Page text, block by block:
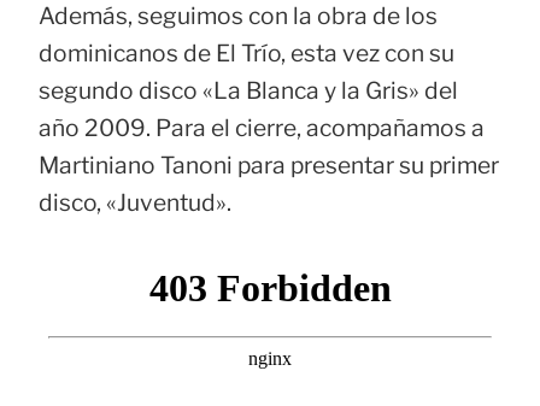
Además, seguimos con la obra de los
dominicanos de El Trío, esta vez con su
segundo disco «La Blanca y la Gris» del
año 2009. Para el cierre, acompañamos a
Martiniano Tanoni para presentar su primer
disco, «Juventud».